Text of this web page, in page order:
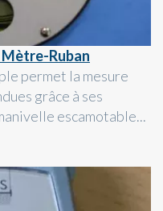
Mètre-Ruban
permet la mesure
grâce à ses
escamotable...